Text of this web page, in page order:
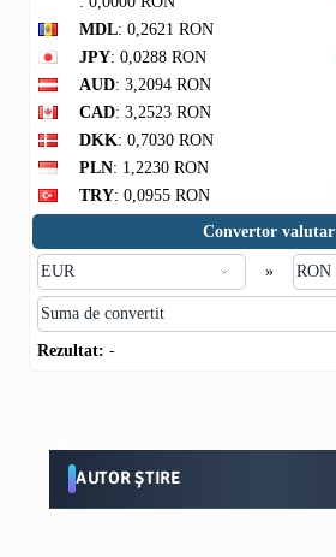
MDL: 0,2621 RON
JPY: 0,0288 RON
AUD: 3,2094 RON
CAD: 3,2523 RON
DKK: 0,7030 RON
PLN: 1,2230 RON
TRY: 0,0955 RON
Convertor valutar
»
Rezultat: -
AUTOR ȘTIRE